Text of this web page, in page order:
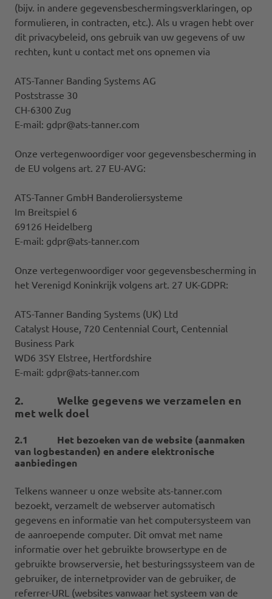
(bijv. in andere gegevensbeschermingsverklaringen, op
formulieren, in contracten, etc.). Als u vragen hebt over
dit privacybeleid, ons gebruik van uw gegevens of uw
rechten, kunt u contact met ons opnemen via
ATS-Tanner Banding Systems AG
Poststrasse 30
CH-6300 Zug
E-mail: gdpr@ats-tanner.com
Onze vertegenwoordiger voor gegevensbescherming in
de EU volgens art. 27 EU-AVG:
ATS-Tanner GmbH Banderoliersysteme
Im Breitspiel 6
69126 Heidelberg
E-mail: gdpr@ats-tanner.com
Onze vertegenwoordiger voor gegevensbescherming in
het Verenigd Koninkrijk volgens art. 27 UK-GDPR:
ATS-Tanner Banding Systems (UK) Ltd
Catalyst House, 720 Centennial Court, Centennial
Business Park
WD6 3SY Elstree, Hertfordshire
E-mail: gdpr@ats-tanner.com
2. Welke gegevens we verzamelen en
met welk doel
2.1 Het bezoeken van de website (aanmaken
van logbestanden) en andere elektronische
aanbiedingen
Telkens wanneer u onze website ats-tanner.com
bezoekt, verzamelt de webserver automatisch
gegevens en informatie van het computersysteem van
de aanroepende computer. Dit omvat met name
informatie over het gebruikte browsertype en de
gebruikte browserversie, het besturingssysteem van de
gebruiker, de internetprovider van de gebruiker, de
referrer-URL (websites vanwaar het systeem van de